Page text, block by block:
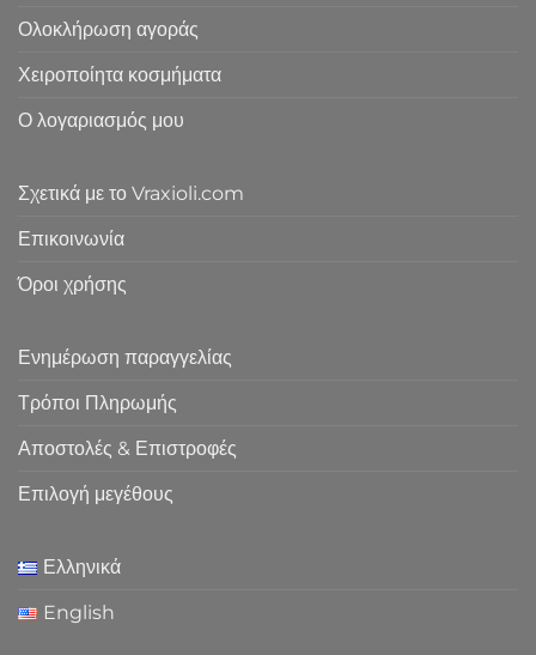
Ολοκλήρωση αγοράς
Χειροποίητα κοσμήματα
Ο λογαριασμός μου
Σχετικά με το Vraxioli.com
Επικοινωνία
Όροι χρήσης
Ενημέρωση παραγγελίας
Τρόποι Πληρωμής
Αποστολές & Επιστροφές
Επιλογή μεγέθους
Ελληνικά
English